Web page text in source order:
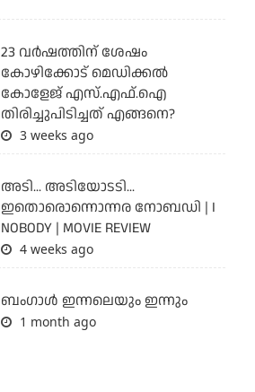
23 വർഷത്തിന് ശേഷം
കോഴിക്കോട് മെഡിക്കൽ
കോളേജ് എസ്.എഫ്.ഐ
തിരിച്ചുപിടിച്ചത് എങ്ങനെ?
3 weeks ago
അടി... അടിയോടടി...
ഇതൊരൊന്നൊന്നര നോബഡി | I
NOBODY | MOVIE REVIEW
4 weeks ago
ബംഗാള്‍ ഇന്നലെയും ഇന്നും
1 month ago